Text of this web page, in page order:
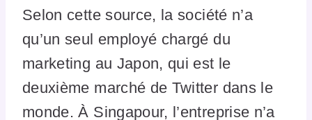
Selon cette source, la société n’a
qu’un seul employé chargé du
marketing au Japon, qui est le
deuxième marché de Twitter dans le
monde. À Singapour, l’entreprise n’a